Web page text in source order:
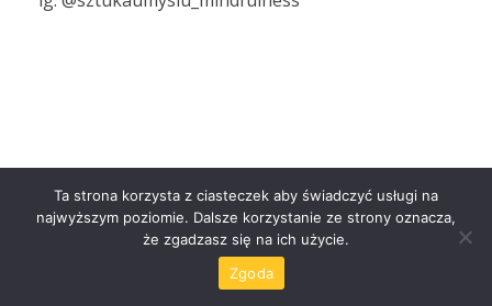
Ta strona korzysta z ciasteczek aby świadczyć usługi na
najwyższym poziomie. Dalsze korzystanie ze strony oznacza,
że zgadzasz się na ich użycie.
Zgoda